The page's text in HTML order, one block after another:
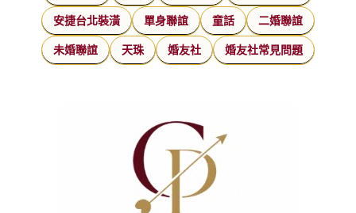
安捷台北裝潢 單身聯誼 童話 二婚聯誼
未婚聯誼 天珠 婚友社 婚友社常見問題